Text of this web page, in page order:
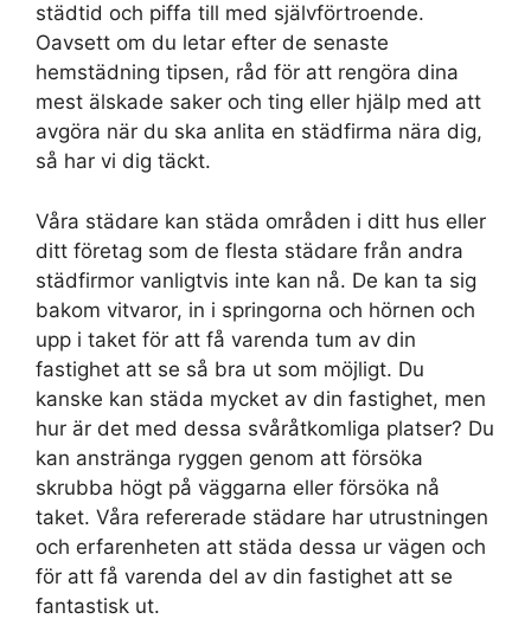
städtid och piffa till med självförtroende.
Oavsett om du letar efter de senaste
hemstädning tipsen, råd för att rengöra dina
mest älskade saker och ting eller hjälp med att
avgöra när du ska anlita en städfirma nära dig,
så har vi dig täckt.
Våra städare kan städa områden i ditt hus eller
ditt företag som de flesta städare från andra
städfirmor vanligtvis inte kan nå. De kan ta sig
bakom vitvaror, in i springorna och hörnen och
upp i taket för att få varenda tum av din
fastighet att se så bra ut som möjligt. Du
kanske kan städa mycket av din fastighet, men
hur är det med dessa svåråtkomliga platser? Du
kan anstränga ryggen genom att försöka
skrubba högt på väggarna eller försöka nå
taket. Våra refererade städare har utrustningen
och erfarenheten att städa dessa ur vägen och
för att få varenda del av din fastighet att se
fantastisk ut.